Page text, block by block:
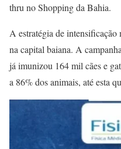
thru no Shopping da Bahia.
A estratégia de
na capital baiana. A
já imunizou 164 mil cães e
a 86% dos animais, até esta